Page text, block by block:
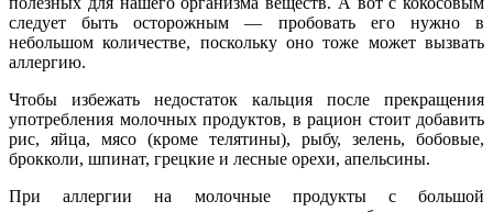
следует быть осторожным — пробовать его нужно в
небольшом количестве, поскольку оно тоже может вызвать
аллергию.
Чтобы избежать недостаток кальция после прекращения
употребления молочных продуктов, в рацион стоит добавить
рис, яйца, мясо (кроме телятины), рыбу, зелень, бобовые,
брокколи, шпинат, грецкие и лесные орехи, апельсины.
При аллергии на молочные продукты с большой